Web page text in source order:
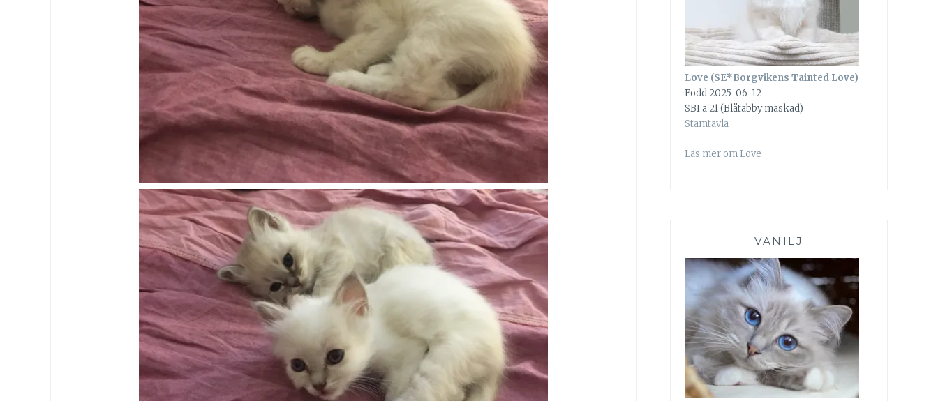
Love (SE*Borgvikens Tainted Love)
Född 2025-06-12
SBI a 21 (Blåtabby maskad)
Stamtavla
Läs mer om Love
VANILJ